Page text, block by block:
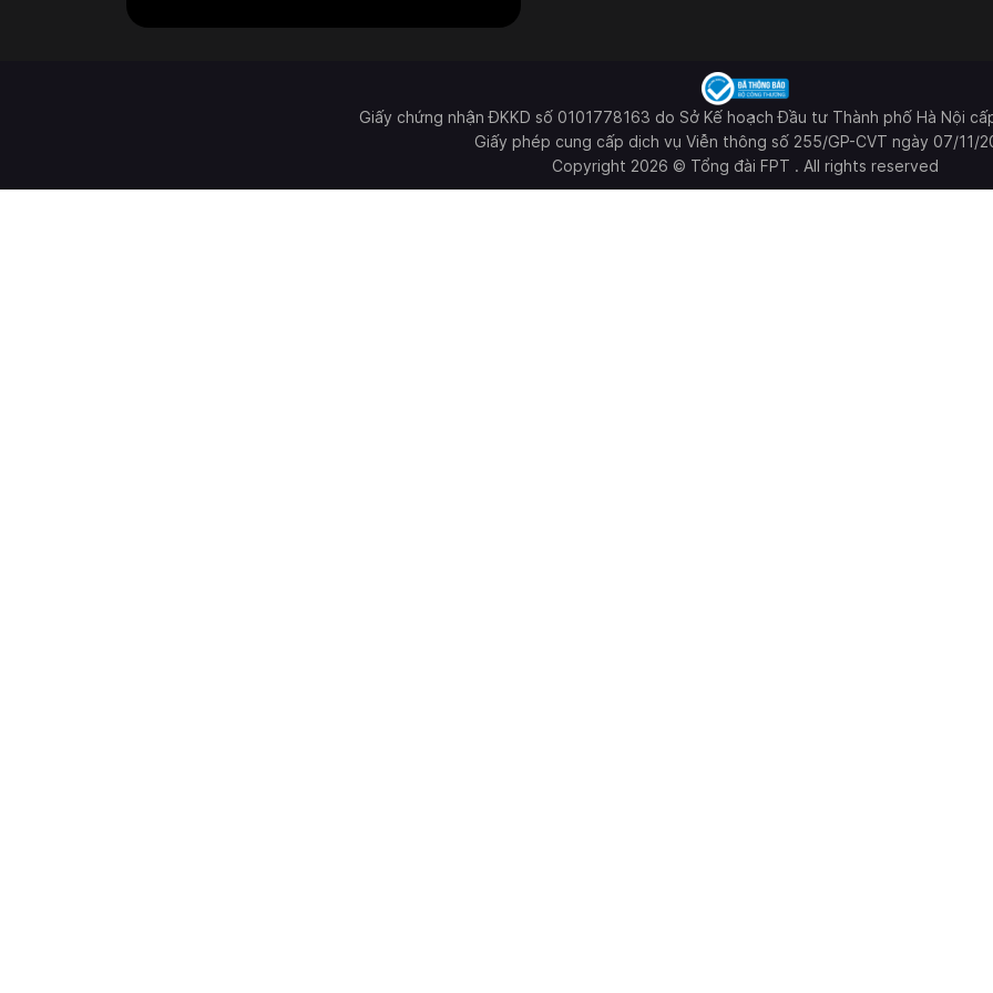
Giấy chứng nhận ĐKKD số 0101778163 do Sở Kế hoạch Đầu tư Thành phố Hà Nội
Giấy phép cung cấp dịch vụ Viễn thông số 255/GP-CVT ngày 07/11/
Copyright 2026 © Tổng đài FPT . All rights reserved